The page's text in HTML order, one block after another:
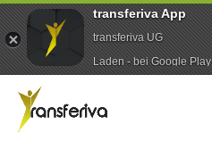
transferiva App
transferiva UG
Laden - bei Google Play